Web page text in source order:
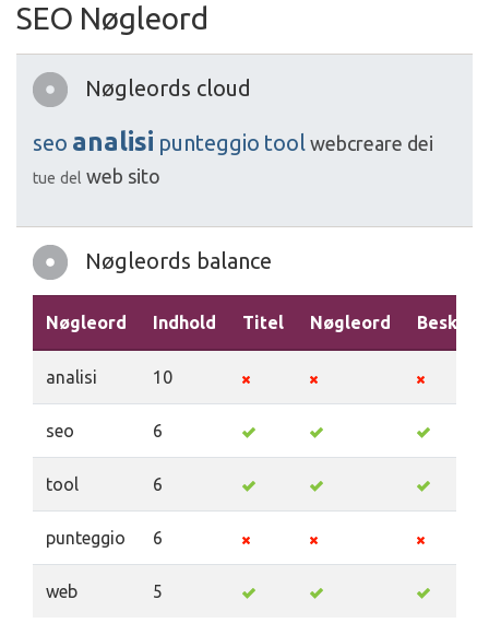
SEO Nøgleord
Nøgleords cloud
seo analisi punteggio tool webcreare dei
tue del web sito
Nøgleords balance
Nøgleord Indhold Titel Nøgleord
analisi 10
seo 6
tool 6
punteggio 6
web 5